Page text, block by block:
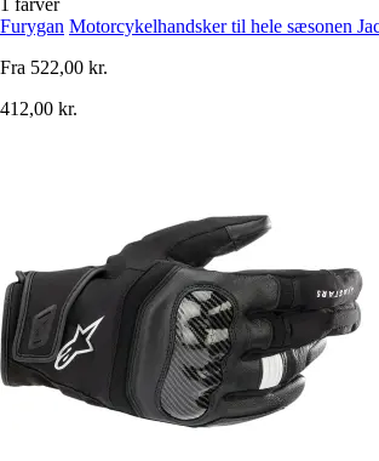
Furygan Motorcykelhandsker til hele sæsonen
Fra 522,00 kr.
412,00 kr.